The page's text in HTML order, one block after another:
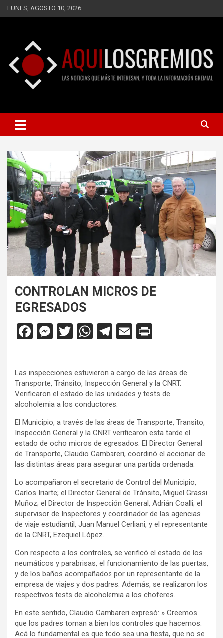
Saltar
al
LUNES, AGOSTO 10, 2026
AQUÍ LOS GREMIOS
INFORMACIÓN GREMIAL
CONTROLAN MICROS DE
EGRESADOS
F
b
o
o
k
M
n
g
er
T
er
W
s
A
p
p
T
gr
a
m
E
ri
e
dl
y
Las inspecciones estuvieron a cargo de las áreas de
Transporte, Tránsito, Inspección General y la CNRT.
Verificaron el estado de las unidades y tests de
alcoholemia a los conductores.
El Municipio, a través de las áreas de Transporte, Transito,
Inspección General y la CNRT verificaron esta tarde el
estado de ocho micros de egresados. El Director General
de Transporte, Claudio Cambareri, coordinó el accionar de
las distintas áreas para asegurar una partida ordenada.
Lo acompañaron el secretario de Control del Municipio,
Carlos Iriarte; el Director General de Tránsito, Miguel Grassi
Muñoz; el Director de Inspección General, Adrián Coalli; el
supervisor de Inspectores y coordinador de las agencias
de viaje estudiantil, Juan Manuel Cerliani, y el representante
de la CNRT, Ezequiel López.
Con respecto a los controles, se verificó el estado de los
neumáticos y parabrisas, el funcionamiento de las puertas,
y de los baños acompañados por un representante de la
empresa de viajes y dos padres. Además, se realizaron los
respectivos tests de alcoholemia a los choferes.
En este sentido, Claudio Cambareri expresó: » Creemos
que los padres toman a bien los controles que hacemos.
Acá lo fundamental es que todo sea una fiesta, que no se